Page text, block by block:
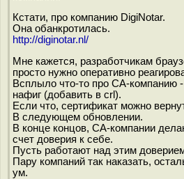
Кстати, про компанию DigiNotar.
Она обанкротилась.
http://diginotar.nl/
Мне кажется, разработчикам
просто нужно оперативно
Всплыло что-то про CA-компанию
нафиг (добавить в crl).
Если что, сертификат можно
В следующем обновлении.
В конце концов, CA-компании
счет доверия к себе.
Пусть работают над этим
Пару компаний так наказать,
ум.